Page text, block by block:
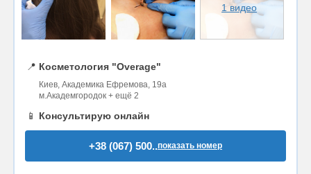
1 видео
📍 Косметология "Overage"
Киев, Академика Ефремова, 19а
м.Академгородок + ещё 2
📱 Консультирую онлайн
+38 (067) 500..показать номер